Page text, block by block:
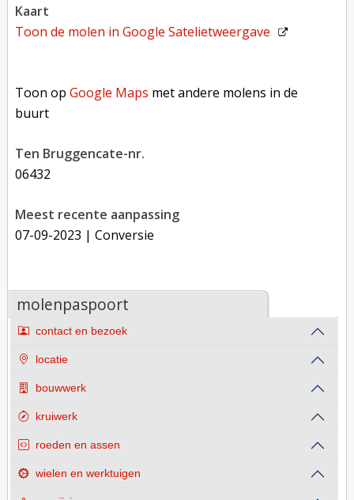
kaart
Toon de molen inGoogle Satelietweergave
Toon opGoogle Maps met andere molens in de
buurt
Ten Bruggencate-nr.
06432
Meest recente aanpassing
07-09-2023 | Conversie
molenpaspoort
contact en bezoek
locatie
bouwwerk
kruiwerk
roeden en assen
wielen en werktuigen